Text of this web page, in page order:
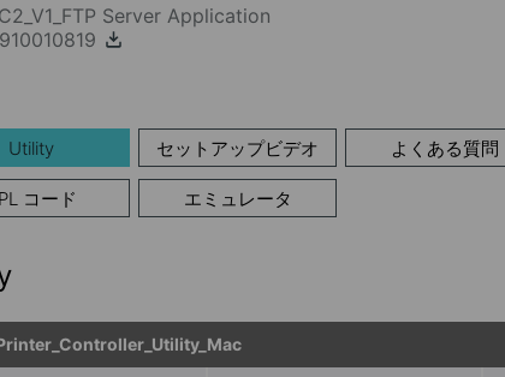
Server Application
Utility セットアップビデオ よくある質問
コード エミュレータ